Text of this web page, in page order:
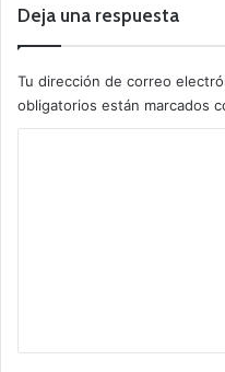
Deja una respuesta
Tu dirección de correo
obligatorios están marcados